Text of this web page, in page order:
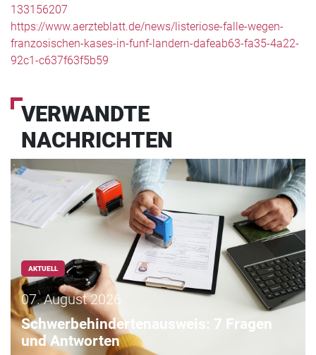
133156207
https://www.aerzteblatt.de/news/listeriose-falle-wegen-
franzosischen-kases-in-funf-landern-dafeab63-fa35-4a22-
92c1-c637f63f5b59
VERWANDTE
NACHRICHTEN
AKTUELL
07. August 2026
Schwerbehindertenausweis: 7 Fragen
und Antworten